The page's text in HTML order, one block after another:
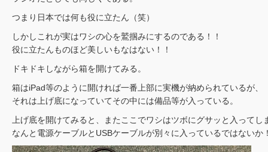
つまり日本では何も役に立たん（笑）
しかしこれが実はワシの心を鷲掴みにするのである！！
役に立たんものほど美しいもなはない！！
ドキドキしながら箱を開けてみる。
箱はiPad等のように開ければ一番上部に実機が納められているが、
それは上げ底になっていてその中には備品等が入っている。
上げ底を開けてみると、またここでワシはツボにグサッと入ってし
なんと電源ケーブルとUSBケーブルが別々に入っているではないか